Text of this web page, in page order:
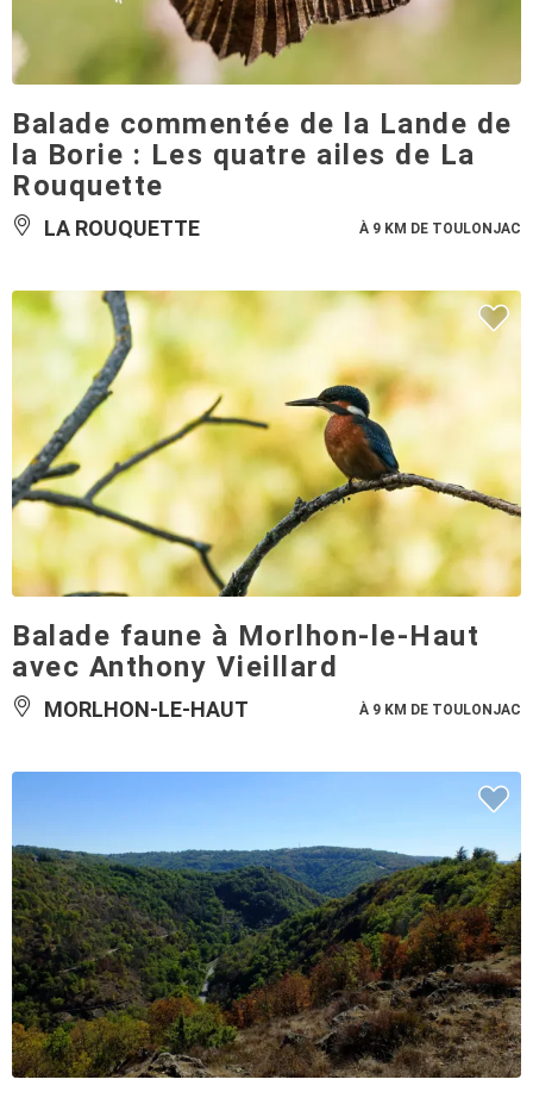
Balade commentée de la Lande de
la Borie : Les quatre ailes de La
Rouquette
LA ROUQUETTE À 9 KM DE TOULONJAC
Balade faune à Morlhon-le-Haut
avec Anthony Vieillard
MORLHON-LE-HAUT À 9 KM DE TOULONJAC